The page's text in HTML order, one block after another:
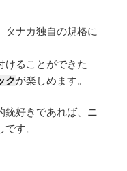
タナカ独自の規格に
けることができた
クが楽しめます。
銃好きであれば、ニ
す。